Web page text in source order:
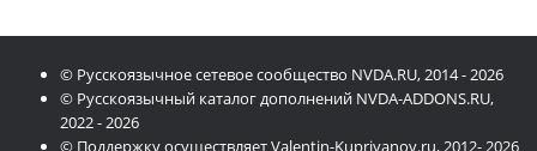
© Русскоязычное сетевое сообщество NVDA.RU, 2014 - 2026
© Русскоязычный каталог дополнений NVDA-ADDONS.RU,
2022 - 2026
© Поддержку осуществляет Valentin-Kupriyanov.ru, 2012- 2026